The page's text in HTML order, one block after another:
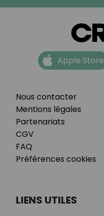
Nous contacter
Mentions légales
Partenariats
CGV
FAQ
Préférences cookies
Apple Store
LIENS UTILES